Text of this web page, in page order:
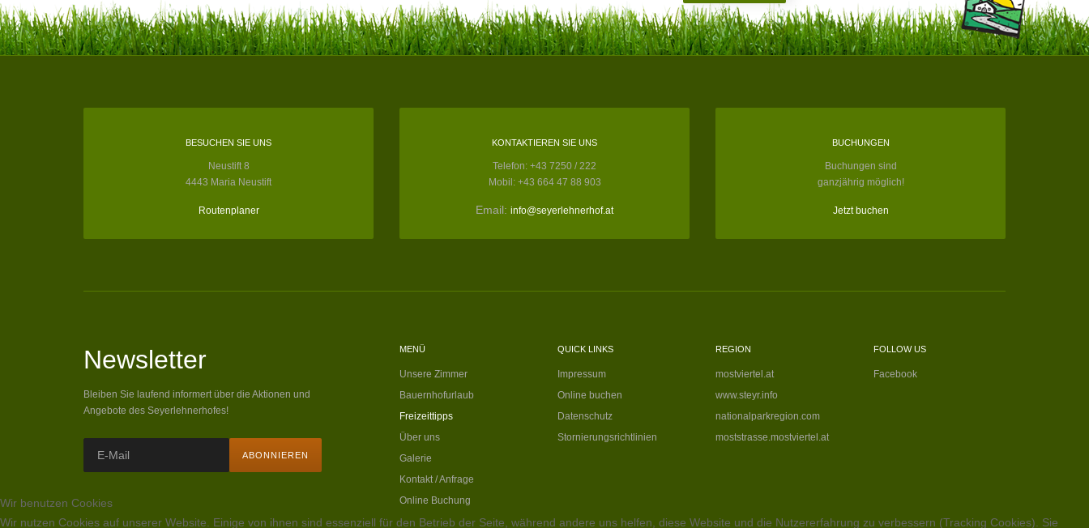
BESUCHEN SIE UNS
Neustift 8
4443 Maria Neustift
Routenplaner
KONTAKTIEREN SIE UNS
Telefon: +43 7250 / 222
Mobil: +43 664 47 88 903
Email: info@seyerlehnerhof.at
BUCHUNGEN
Buchungen sind
ganzjährig möglich!
Jetzt buchen
Newsletter
Bleiben Sie laufend informert über die Aktionen und
Angebote des Seyerlehnerhofes!
MENÜ
Unsere Zimmer
Bauernhofurlaub
Freizeittipps
Über uns
Galerie
Kontakt / Anfrage
Online Buchung
QUICK LINKS
Impressum
Online buchen
Datenschutz
Stornierungsrichtlinien
REGION
mostviertel.at
www.steyr.info
nationalparkregion.com
moststrasse.mostviertel.at
FOLLOW US
Facebook
Wir benutzen Cookies
Wir nutzen Cookies auf unserer Website. Einige von ihnen sind essenziell für den Betrieb der Seite, während andere uns helfen, diese Website und die Nutzererfahrung zu verbessern (Tracking Cookies). Sie